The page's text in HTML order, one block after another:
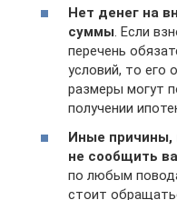
Нет денег на
суммы. Если
перечень
условий, то его
размеры могут
получении
Иные причины,
не сообщить
по любым
стоит